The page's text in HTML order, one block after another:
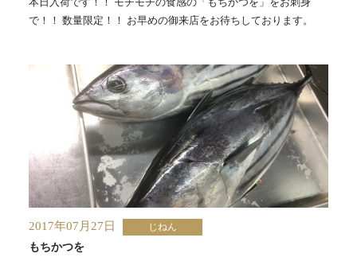
で！！ 数量限定！！ お早めの御来店をお待ちしております。
2017年07月27日 じねん
もちかつを